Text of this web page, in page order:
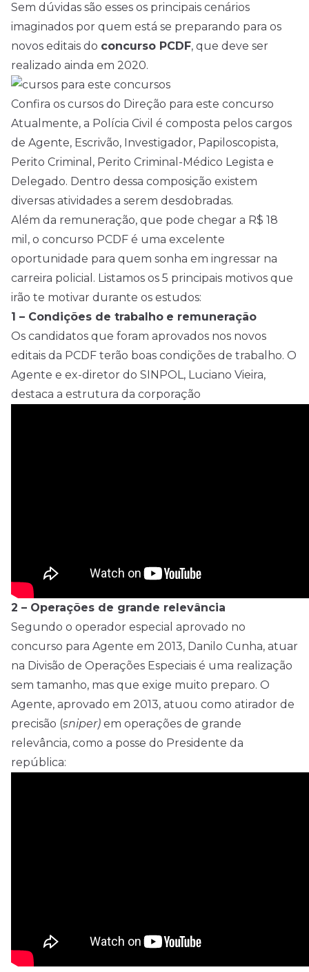
Sem dúvidas são esses os principais cenários
imaginados por quem está se preparando para os
novos editais do concurso PCDF, que deve ser
realizado ainda em 2020.
Confira os cursos do Direção para este concurso
Atualmente, a Polícia Civil é composta pelos cargos
de Agente, Escrivão, Investigador, Papiloscopista,
Perito Criminal, Perito Criminal-Médico Legista e
Delegado. Dentro dessa composição existem
diversas atividades a serem desdobradas.
Além da remuneração, que pode chegar a R$ 18
mil, o concurso PCDF é uma excelente
oportunidade para quem sonha em ingressar na
carreira policial. Listamos os 5 principais motivos que
irão te motivar durante os estudos:
1 – Condições de trabalho e remuneração
Os candidatos que foram aprovados nos novos
editais da PCDF terão boas condições de trabalho. O
Agente e ex-diretor do SINPOL, Luciano Vieira,
destaca a estrutura da corporação
2 – Operações de grande relevância
Segundo o operador especial aprovado no
concurso para Agente em 2013, Danilo Cunha, atuar
na Divisão de Operações Especiais é uma realização
sem tamanho, mas que exige muito preparo. O
Agente, aprovado em 2013, atuou como atirador de
precisão (sniper) em operações de grande
relevância, como a posse do Presidente da
república: